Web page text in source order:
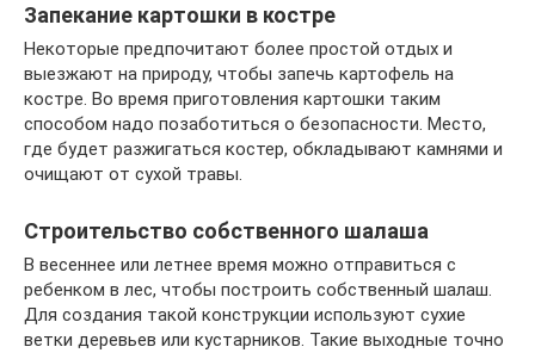
Запекание картошки в костре
Некоторые предпочитают более простой отдых и
выезжают на природу, чтобы запечь картофель на
костре. Во время приготовления картошки таким
способом надо позаботиться о безопасности. Место,
где будет разжигаться костер, обкладывают камнями и
очищают от сухой травы.
Строительство собственного шалаша
В весеннее или летнее время можно отправиться с
ребенком в лес, чтобы построить собственный шалаш.
Для создания такой конструкции используют сухие
ветки деревьев или кустарников. Такие выходные точно